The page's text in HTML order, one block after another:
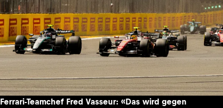
Ferrari-Teamchef Fred Vasseur: «Das wird gegen